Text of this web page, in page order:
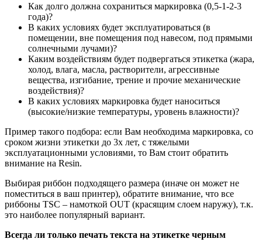
Как долго должна сохраниться маркировка (0,5-1-2-3
года)?
В каких условиях будет эксплуатироваться (в
помещении, вне помещения под навесом, под прямыми
солнечными лучами)?
Каким воздействиям будет подвергаться этикетка (жара,
холод, влага, масла, растворители, агрессивные
вещества, изгибание, трение и прочие механические
воздействия)?
В каких условиях маркировка будет наноситься
(высокие/низкие температуры, уровень влажности)?
Пример такого подбора: если Вам необходима маркировка, со
сроком жизни этикетки до 3х лет, с тяжелыми
эксплуатационными условиями, то Вам стоит обратить
внимание на Resin.
Выбирая риббон подходящего размера (иначе он может не
поместиться в ваш принтер), обратите внимание, что все
риббоны TSC – намоткой OUT (красящим слоем наружу), т.к.
это наиболее популярный вариант.
Всегда ли только печать текста на этикетке черным